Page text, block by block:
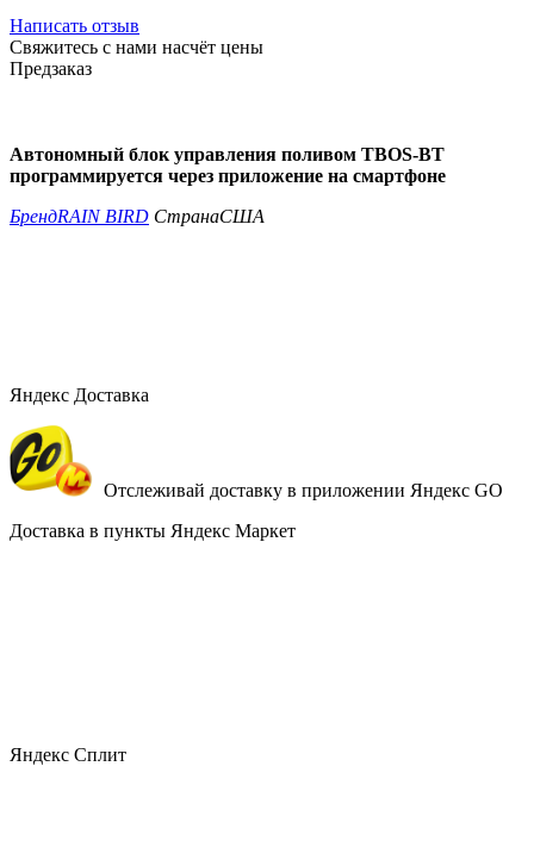
Написать отзыв
Свяжитесь с нами насчёт цены
Предзаказ
Автономный блок управления поливом TBOS-BT
программируется через приложение на смартфоне
БрендRAIN BIRD СтранаСША
Яндекс Доставка
Отслеживай доставку в приложении Яндекс GO
Доставка в пункты Яндекс Маркет
Яндекс Сплит